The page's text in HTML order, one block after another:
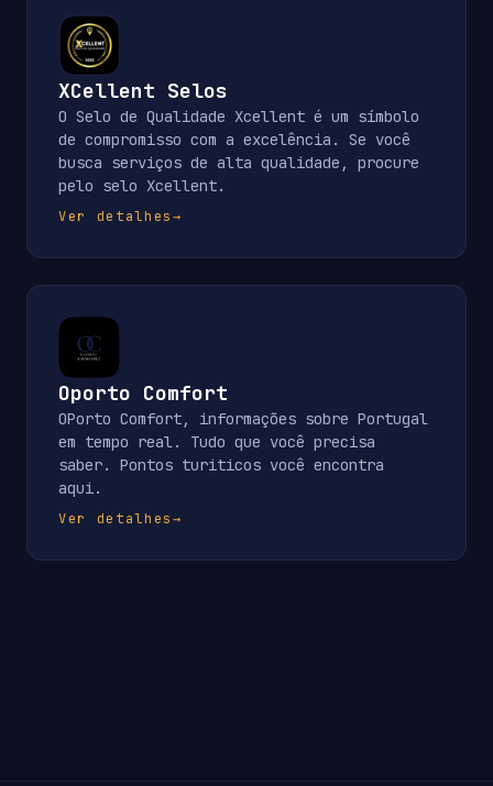
XCellent Selos
O Selo de Qualidade Xcellent é um símbolo
de compromisso com a excelência. Se você
busca serviços de alta qualidade, procure
pelo selo Xcellent.
Ver detalhes→
Oporto Comfort
OPorto Comfort, informações sobre Portugal
em tempo real. Tudo que você precisa
saber. Pontos turiticos você encontra
aqui.
Ver detalhes→